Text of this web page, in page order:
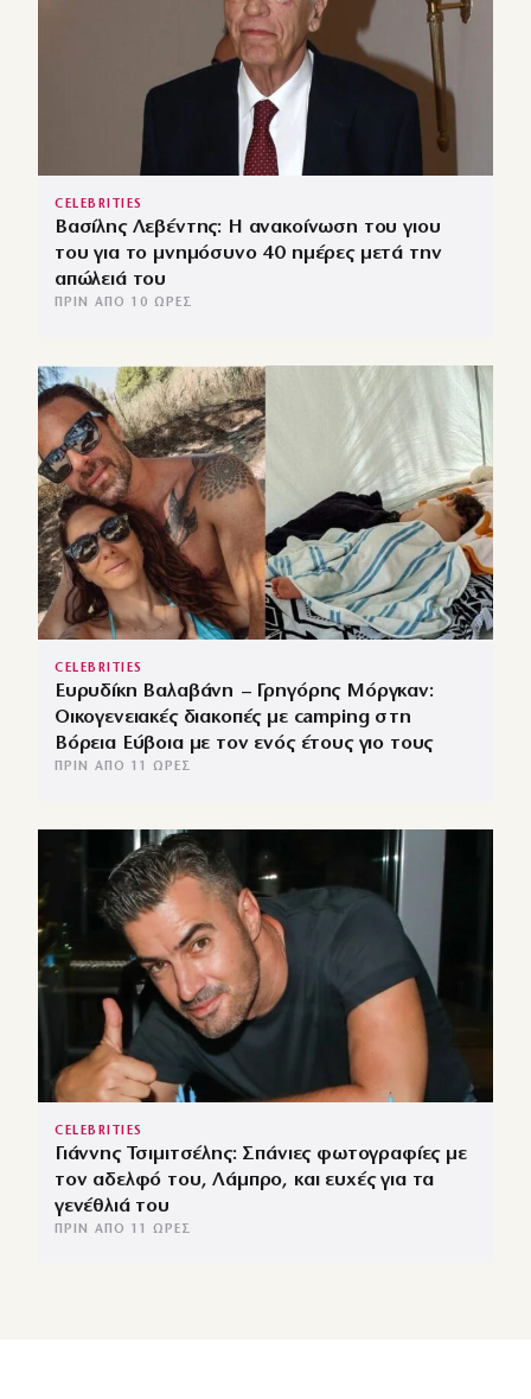
CELEBRITIES
Βασίλης Λεβέντης: Η ανακοίνωση του γιου
του για το μνημόσυνο 40 ημέρες μετά την
απώλειά του
ΠΡΙΝ ΑΠΌ 10 ΏΡΕΣ
CELEBRITIES
Ευρυδίκη Βαλαβάνη – Γρηγόρης Μόργκαν:
Οικογενειακές διακοπές με camping στη
Βόρεια Εύβοια με τον ενός έτους γιο τους
ΠΡΙΝ ΑΠΌ 11 ΏΡΕΣ
CELEBRITIES
Γιάννης Τσιμιτσέλης: Σπάνιες φωτογραφίες με
τον αδελφό του, Λάμπρο, και ευχές για τα
γενέθλιά του
ΠΡΙΝ ΑΠΌ 11 ΏΡΕΣ